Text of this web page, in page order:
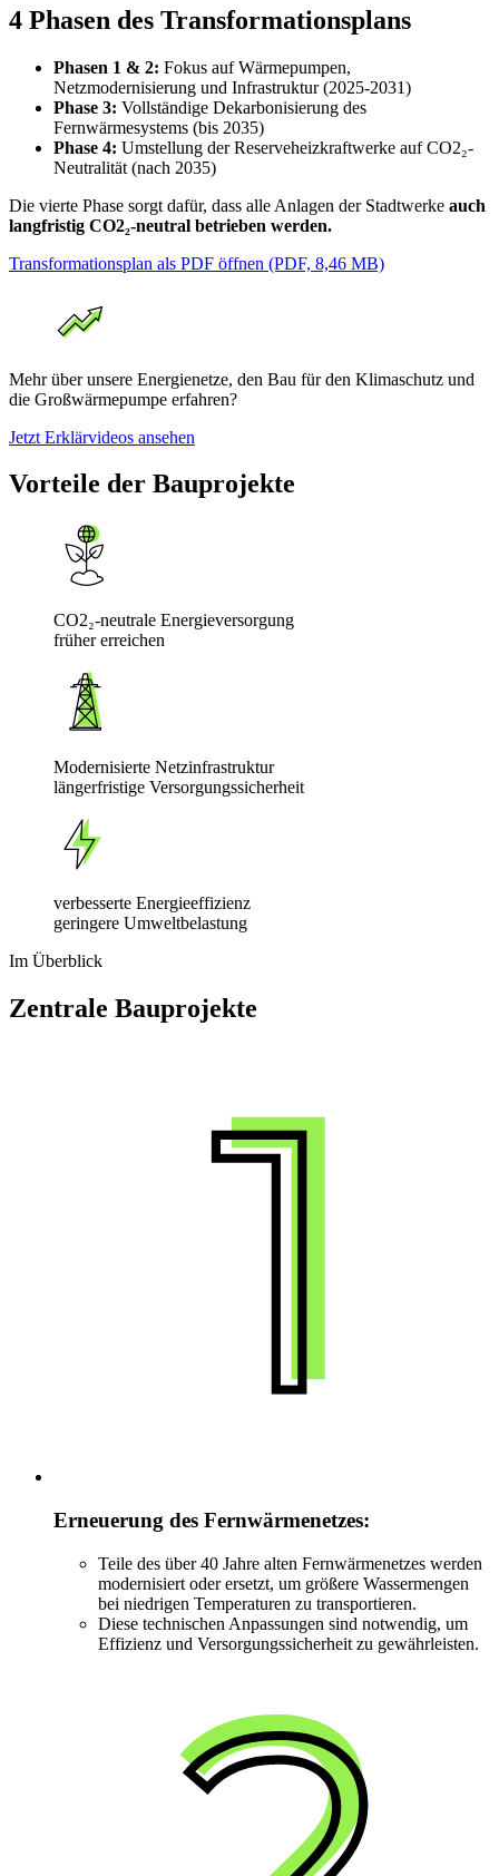
4 Phasen des Transformationsplans
Phasen 1 & 2: Fokus auf Wärmepumpen,
Netzmodernisierung und Infrastruktur (2025-2031)
Phase 3: Vollständige Dekarbonisierung des
Fernwärmesystems (bis 2035)
Phase 4: Umstellung der Reserveheizkraftwerke auf CO2₂-
Neutralität (nach 2035)
Die vierte Phase sorgt dafür, dass alle Anlagen der Stadtwerke auch
langfristig CO2₂-neutral betrieben werden.
Transformationsplan als PDF öffnen (PDF, 8,46 MB)
Mehr über unsere Energienetze, den Bau für den Klimaschutz und
die Großwärmepumpe erfahren?
Jetzt Erklärvideos ansehen
Vorteile der Bauprojekte
CO2₂-neutrale Energieversorgung
früher erreichen
Modernisierte Netzinfrastruktur
längerfristige Versorgungssicherheit
verbesserte Energieeffizienz
geringere Umweltbelastung
Im Überblick
Zentrale Bauprojekte
Erneuerung des Fernwärmenetzes:
Teile des über 40 Jahre alten Fernwärmenetzes werden
modernisiert oder ersetzt, um größere Wassermengen
bei niedrigen Temperaturen zu transportieren.
Diese technischen Anpassungen sind notwendig, um
Effizienz und Versorgungssicherheit zu gewährleisten.